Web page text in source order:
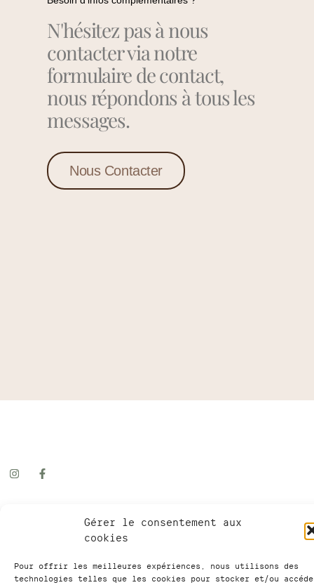
Gérer le consentement aux
cookies
Pour offrir les meilleures expériences, nous utilisons des
technologies telles que les cookies pour stocker et/ou
N'hésitez pas à nous
contacter via notre
formulaire de contact,
nous répondons à tous les
messages.
Nous Contacter
Horaires de notre institut
16h30